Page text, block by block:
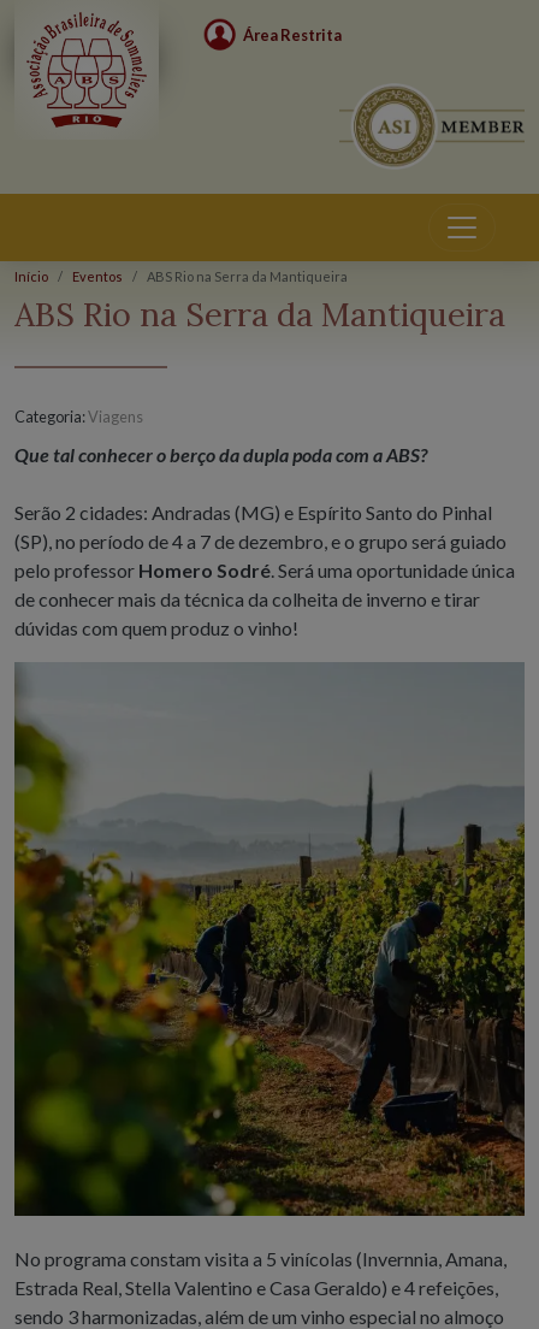
Área Restrita
Início Eventos ABS Rio na Serra da Mantiqueira
Eventos
ABS Rio na Serra da Mantiqueira
Categoria:Viagens
Que tal conhecer o berço da dupla poda com a ABS?
Serão 2 cidades: Andradas (MG) e Espírito Santo do Pinhal
(SP), no período de 4 a 7 de dezembro, e o grupo será guiado
pelo professor Homero Sodré . Será uma oportunidade única
de conhecer mais da técnica da colheita de inverno e tirar
dúvidas com quem produz o vinho!
No programa constam visita a 5 vinícolas (Invernnia, Amana,
Estrada Real, Stella Valentino e Casa Geraldo) e 4 refeições,
sendo 3 harmonizadas, além de um vinho especial no almoço